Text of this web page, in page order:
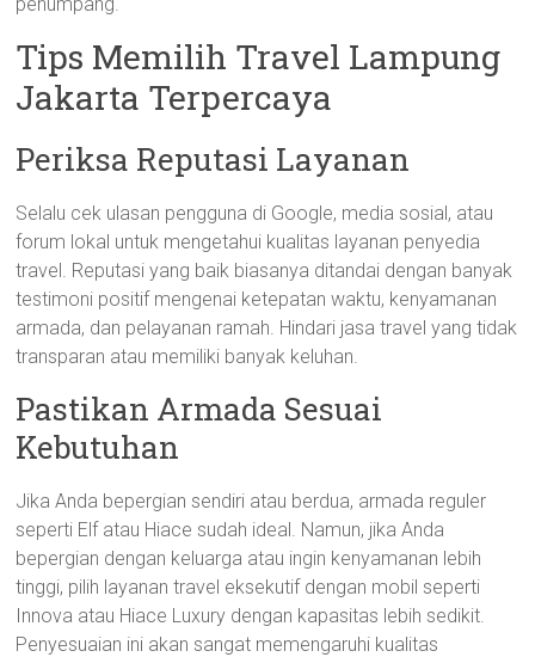
Tips Memilih Travel Lampung
Jakarta Terpercaya
Periksa Reputasi Layanan
Selalu cek ulasan pengguna di Google, media sosial, atau
forum lokal untuk mengetahui kualitas layanan penyedia
travel. Reputasi yang baik biasanya ditandai dengan banyak
testimoni positif mengenai ketepatan waktu, kenyamanan
armada, dan pelayanan ramah. Hindari jasa travel yang tidak
transparan atau memiliki banyak keluhan.
Pastikan Armada Sesuai
Kebutuhan
Jika Anda bepergian sendiri atau berdua, armada reguler
seperti Elf atau Hiace sudah ideal. Namun, jika Anda
bepergian dengan keluarga atau ingin kenyamanan lebih
tinggi, pilih layanan travel eksekutif dengan mobil seperti
Innova atau Hiace Luxury dengan kapasitas lebih sedikit.
Penyesuaian ini akan sangat memengaruhi kualitas